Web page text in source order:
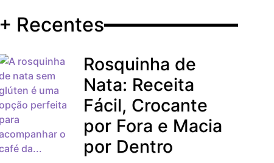
+ Recentes
Rosquinha de
Nata: Receita
Fácil, Crocante
por Fora e Macia
por Dentro